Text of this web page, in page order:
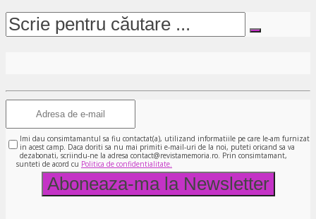
Imi dau consimtamantul sa fiu contactat(a), utilizand informatiile pe care le-am furnizat
in acest camp. Daca doriti sa nu mai primiti e-mail-uri de la noi, puteti oricand sa va
dezabonati, scriindu-ne la adresa contact@revistamemoria.ro. Prin consimtamant,
sunteti de acord cu Politica de confidentialitate.